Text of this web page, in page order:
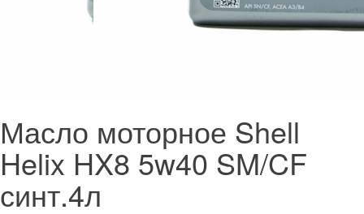
Масло моторное Shell
Helix HX8 5w40 SM/CF
синт.4л